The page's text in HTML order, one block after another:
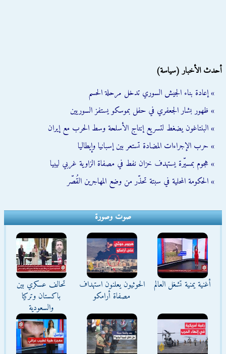
أحدث الأخبار (سياسة)
» إعادة بناء الجيش السوري تدخل مرحلة الحسم
» ظهور بشار الجعفري في حفل بموسكو يستفز السوريين
» البنتاغون يضغط لتسريع إنتاج الأسلحة وسط الحرب مع إيران
» حرب الإجراءات المضادة تستعر بين إسبانيا وإيطاليا
» هجوم بمسيّرة يستهدف خزان نفط في مصفاة الزاوية غربي ليبيا
» الحكومة المحلية في سبتة تحذّر من وضع المهاجرين القُصّر
صوت وصورة
أغنية يمنية تشغل العالم
الحوثيون يعلنون استهداف
مصفاة أرامكو
تحالف عسكري بين
باكستان وتركيا
والسعودية